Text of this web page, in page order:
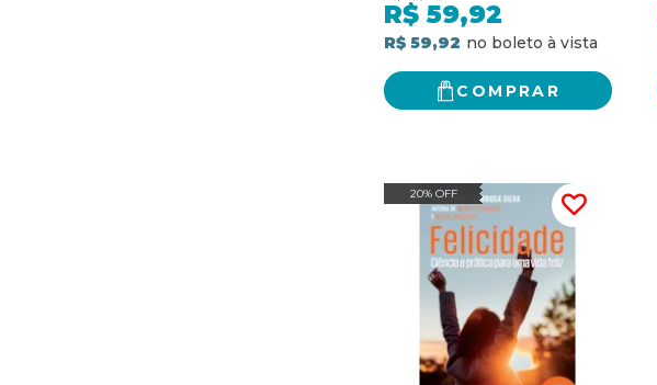
R$ 59,92
R$ 59,92
COMPRAR
20% OFF